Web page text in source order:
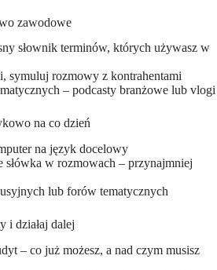
zawodowe
słownik terminów, których używasz w
symuluj rozmowy z kontrahentami
– podcasty branżowe lub vlogi
na co dzień
na język docelowy
słówka w rozmowach – przynajmniej
lub forów tematycznych
i działaj dalej
– co już możesz, a nad czym musisz